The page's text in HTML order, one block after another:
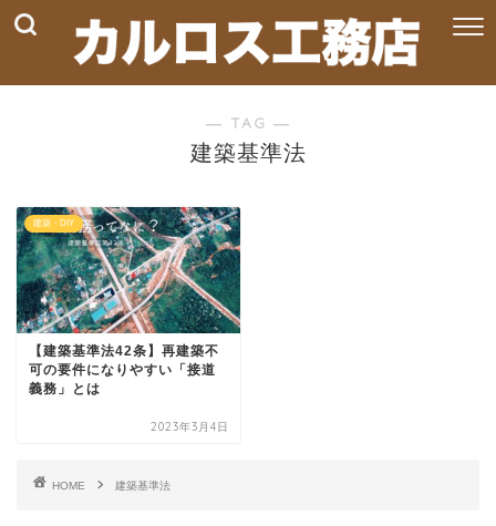
― TAG ―
建築基準法
建築・DIY
【建築基準法42条】再建築不
可の要件になりやすい「接道
義務」とは
2023年3月4日
HOME 建築基準法